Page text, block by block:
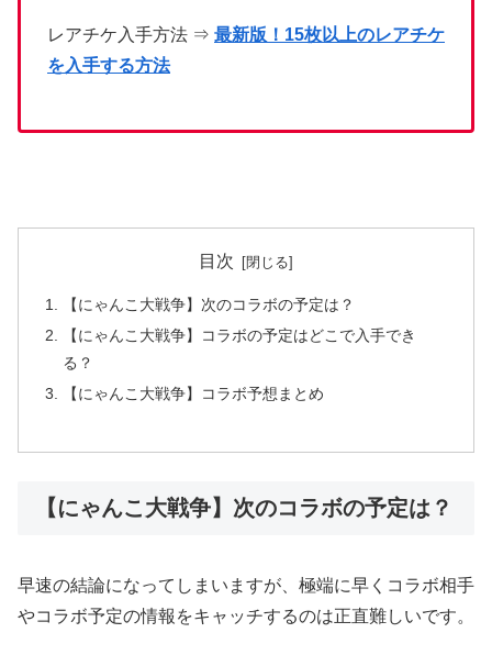
レアチケ入手方法 ⇒ 最新版！15枚以上のレアチケ
を入手する方法
目次
【にゃんこ大戦争】次のコラボの予定は？
【にゃんこ大戦争】コラボの予定はどこで入手でき
る？
【にゃんこ大戦争】コラボ予想まとめ
【にゃんこ大戦争】次のコラボの予定は？
早速の結論になってしまいますが、極端に早くコラボ相手
やコラボ予定の情報をキャッチするのは正直難しいです。